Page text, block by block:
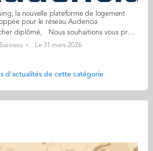
la nouvelle plateforme de logement
pour le réseau Audencia
Chère diplômée, cher diplômé, Nous souhaitions vous présenter Audencia Housing, la nouvelle plateforme de logement développée par l’école en partenariat avec Campus Circle. Cette plateforme repose sur un principe simple et solidaire : permettre aux membres de la communauté Audencia de transmettre leurs logements entre eux, en toute confiance. Aujourd’hui, nous faisons appel à vous. Si vous êtes propriétaire d’un bien, ou si vous quittez prochainement un logement (appartement, chambre, colocation), vous avez la possibilité de le proposer sur la plateforme afin qu’il bénéficie directement à un étudiant Audencia. Votre contribution est précieuse : Elle permet de faciliter l’accès au logement pour les étudiants, souvent confrontés à un marché tendu. Elle offre aux propriétaires une visibilité auprès d’un public fiable et identifié. Elle participe à faire vivre concrètement l’entraide et l’esprit de communauté qui font la force du réseau Audencia. La publication d’une offre est simple, rapide, et entièrement dédiée à la communauté de l’école. Pour que cette initiative prenne toute son ampleur, nous avons besoin de l’engagement de chacun. Chaque logement proposé peut faire une réelle différence pour un étudiant en recherche. Vous trouverez ci-dessous le guide d’utilisation de la plateforme pour vous accompagner dans le dépôt d’une annonce 👇 VOTRE GUIDE D’UTILISATION – AUDENCIA HOUSING Nous vous remercions chaleureusement pour votre aide et votre engagement auprès de la communauté Audencia. Bien à vous, L’équipe Vie Étudiante Audencia
Le 31 mars 2026
d'actualités de cette catégorie